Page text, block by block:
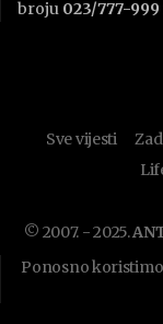
broju 023/777-999
Sve vijesti
© 2007. - 2025.
Ponosno